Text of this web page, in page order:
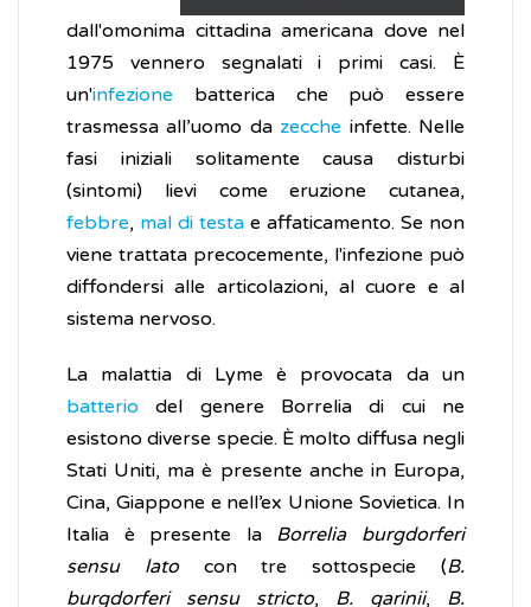
dall'omonima cittadina americana dove nel
1975 vennero segnalati i primi casi. È
un'infezione batterica che può essere
trasmessa all’uomo da zecche infette. Nelle
fasi iniziali solitamente causa disturbi
(sintomi) lievi come eruzione cutanea,
febbre, mal di testa e affaticamento. Se non
viene trattata precocemente, l'infezione può
diffondersi alle articolazioni, al cuore e al
sistema nervoso.
La malattia di Lyme è provocata da un
batterio del genere Borrelia di cui ne
esistono diverse specie. È molto diffusa negli
Stati Uniti, ma è presente anche in Europa,
Cina, Giappone e nell’ex Unione Sovietica. In
Italia è presente la Borrelia burgdorferi
sensu latocon tre sottospecie (B.
burgdorferi sensu stricto, B. garinii, B.